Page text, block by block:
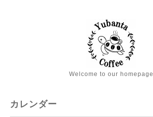
Welcome to our homepage
カレンダー